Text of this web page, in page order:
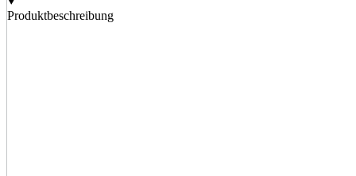
Produktbeschreibung